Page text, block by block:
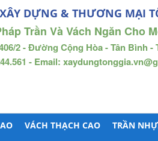
DỰNG & THƯƠNG MẠI
Trần Và Vách Ngăn Cho
2 - Đường Cộng Hòa - Tân Bình -
- Email:
VÁCH THẠCH CAO TRẦN